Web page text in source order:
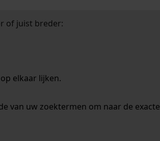
of juist breder:
elkaar lijken.
van uw zoektermen om naar de exacte